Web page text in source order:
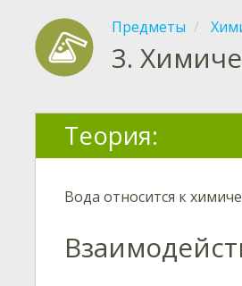
Предметы
3.
Теория:
Вода относится к